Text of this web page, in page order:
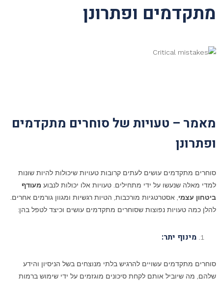
מתקדמים ופתרונן
מאמר – טעויות של סוחרים מתקדמים
ופתרונן
סוחרים מתקדמים עושים לעתים קרובות טעויות שיכולות להיות שונות
למדי מאלה שנעשו על ידי מתחילים. טעויות אלו יכולות לנבוע מעודף
ביטחון עצמי , אסטרטגיות מורכבות, הטיות רגשיות ומגוון גורמים אחרים.
להלן כמה טעויות נפוצות שסוחרים מתקדמים עושים וכיצד לטפל בהן:
מינוף יתר:
סוחרים מתקדמים עשויים להרגיש בלתי מנוצחים בשל הניסיון והידע
שלהם, מה שיוביל אותם לקחת סיכונים מוגזמים על ידי שימוש ברמות